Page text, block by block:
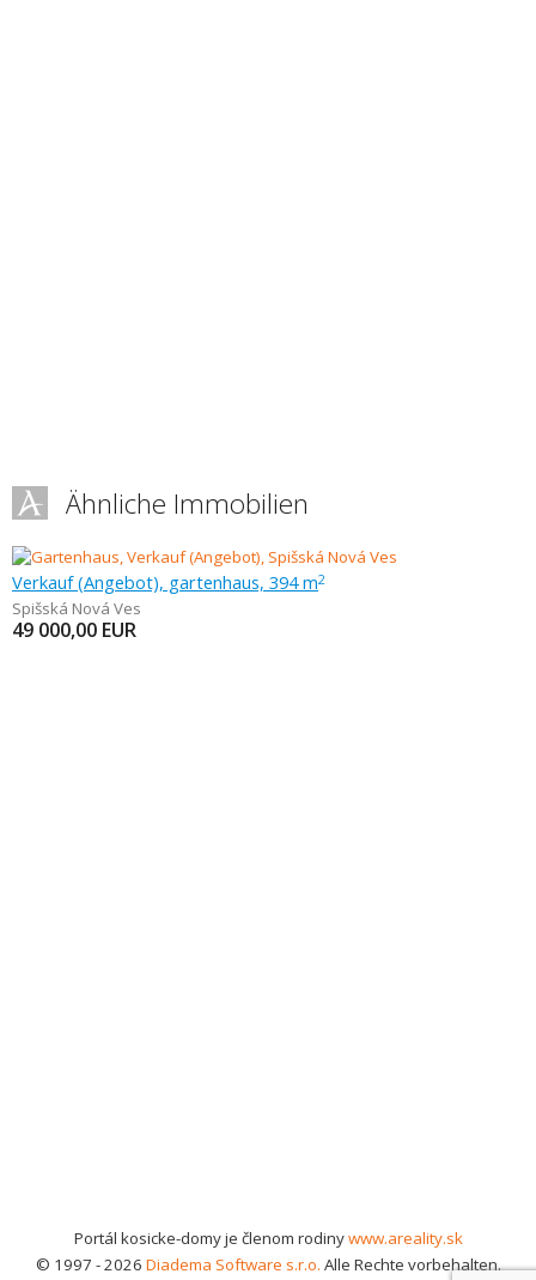
Ähnliche Immobilien
Verkauf (Angebot), gartenhaus, 394 m2
Spišská Nová Ves
49 000,00 EUR
Portál kosicke-domy je členom rodinywww.areality.sk
© 1997 - 2026 Diadema Software s.r.o. Alle Rechte vorbehalten.